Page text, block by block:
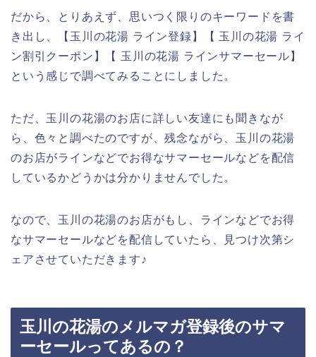
だから、とりあえず、思いつく限りのキーワードを書
き出し、【玉川の花湯 ライン登録】【 玉川の花湯 ライ
ン割引クーポン】【 玉川の花湯 ラインサマーセール】
という感じで調べてみることにしました。
ただ、玉川の花湯のお店に詳しい友達にも聞きなが
ら、色々と調べたのですが、残念ながら、玉川の花湯
のお店がラインなどでお得なサマーセールなどを配信
しているかどうかは分かりませんでした。
なので、玉川の花湯のお店がもし、ラインなどでお得
なサマーセールなどを配信していたら、見つけ次第シ
ェアさせていただきます♪
玉川の花湯のメルマガ登録後のサマ
ーセールってあるの？